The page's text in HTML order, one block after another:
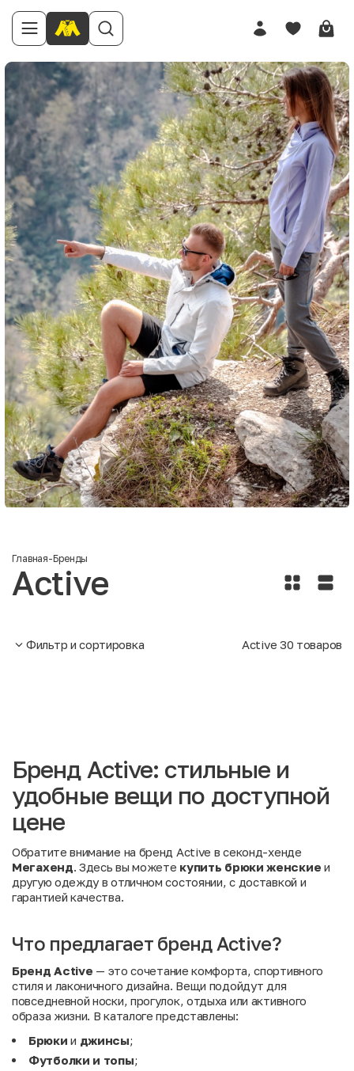
Главная-Бренды
Active
Фильтр и сортировка Active 30 товаров
Бренд Active: стильные и
удобные вещи по доступной
цене
Обратите внимание на бренд Active в секонд-хенде
Мегахенд . Здесь вы можете купить брюки женские и
другую одежду в отличном состоянии, с доставкой и
гарантией качества.
Что предлагает бренд Active?
Бренд Active — это сочетание комфорта, спортивного
стиля и лаконичного дизайна. Вещи подойдут для
повседневной носки, прогулок, отдыха или активного
образа жизни. В каталоге представлены:
Брюки и джинсы;
Футболки и топы;